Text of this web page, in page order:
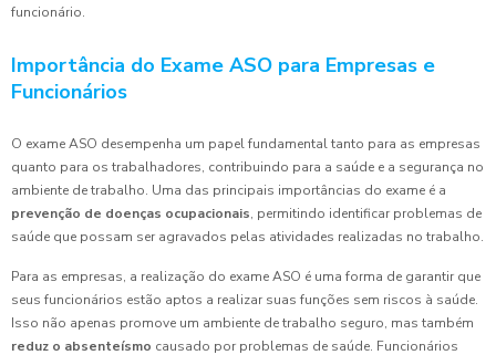
funcionário.
Importância do Exame ASO para Empresas e
Funcionários
O exame ASO desempenha um papel fundamental tanto para as empresas
quanto para os trabalhadores, contribuindo para a saúde e a segurança no
ambiente de trabalho. Uma das principais importâncias do exame é a
prevenção de doenças ocupacionais, permitindo identificar problemas de
saúde que possam ser agravados pelas atividades realizadas no trabalho.
Para as empresas, a realização do exame ASO é uma forma de garantir que
seus funcionários estão aptos a realizar suas funções sem riscos à saúde.
Isso não apenas promove um ambiente de trabalho seguro, mas também
reduz o absenteísmo causado por problemas de saúde. Funcionários